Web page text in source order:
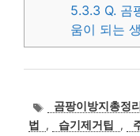
5.3.3 Q. 곰
움이 되는
태곰팡이방지총정리
법
, 습기제거팁 ,